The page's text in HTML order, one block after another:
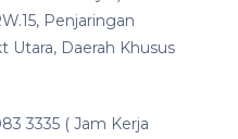
Penjaringan
Utara, Daerah Khusus
3335 ( Jam Kerja